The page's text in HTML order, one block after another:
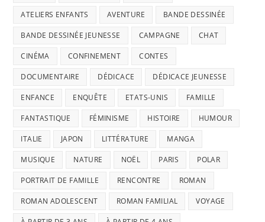
ATELIERS ENFANTS AVENTURE BANDE DESSINÉE
BANDE DESSINÉE JEUNESSE CAMPAGNE CHAT
CINÉMA CONFINEMENT CONTES
DOCUMENTAIRE DÉDICACE DÉDICACE JEUNESSE
ENFANCE ENQUÊTE ETATS-UNIS FAMILLE
FANTASTIQUE FÉMINISME HISTOIRE HUMOUR
ITALIE JAPON LITTÉRATURE MANGA
MUSIQUE NATURE NOËL PARIS POLAR
PORTRAIT DE FAMILLE RENCONTRE ROMAN
ROMAN ADOLESCENT ROMAN FAMILIAL VOYAGE